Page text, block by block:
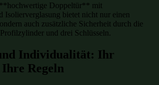
Doppeltür** mit
Isolierverglasung bietet nicht nur einen
auch zusätzliche Sicherheit durch die
und drei Schlüsseln.
Individualität: Ihr
Regeln